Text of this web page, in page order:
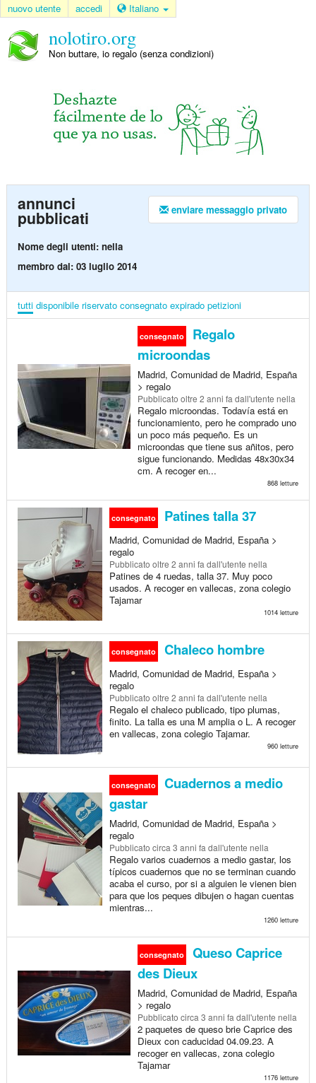
nuovo utente accedi Italiano
nolotiro.org
Non buttare, io regalo (senza condizioni)
enviare messaggio privato
annunci
pubblicati
Nome degli utenti: nella
membro dal: 03 luglio 2014
tutti disponibile riservato consegnato expirado petizioni
consegnato
Regalo
microondas
Madrid, Comunidad de Madrid, España
> regalo
Pubblicato oltre 2 anni fa dall'utente nella
Regalo microondas. Todavía está en
funcionamiento, pero he comprado uno
un poco más pequeño. Es un
microondas que tiene sus añitos, pero
sigue funcionando. Medidas 48x30x34
cm. A recoger en...
868 letture
consegnato Patines talla 37
Madrid, Comunidad de Madrid, España >
regalo
Pubblicato oltre 2 anni fa dall'utente nella
Patines de 4 ruedas, talla 37. Muy poco
usados. A recoger en vallecas, zona colegio
Tajamar
1014 letture
consegnato Chaleco hombre
Madrid, Comunidad de Madrid, España >
regalo
Pubblicato oltre 2 anni fa dall'utente nella
Regalo el chaleco publicado, tipo plumas,
finito. La talla es una M amplia o L. A recoger
en vallecas, zona colegio Tajamar.
960 letture
consegnato
Cuadernos a medio
gastar
Madrid, Comunidad de Madrid, España >
regalo
Pubblicato circa 3 anni fa dall'utente nella
Regalo varios cuadernos a medio gastar, los
típicos cuadernos que no se terminan cuando
acaba el curso, por si a alguien le vienen bien
para que los peques dibujen o hagan cuentas
mientras...
1260 letture
consegnato
Queso Caprice
des Dieux
Madrid, Comunidad de Madrid, España
> regalo
Pubblicato circa 3 anni fa dall'utente nella
2 paquetes de queso brie Caprice des
Dieux con caducidad 04.09.23. A
recoger en vallecas, zona colegio
Tajamar
1176 letture